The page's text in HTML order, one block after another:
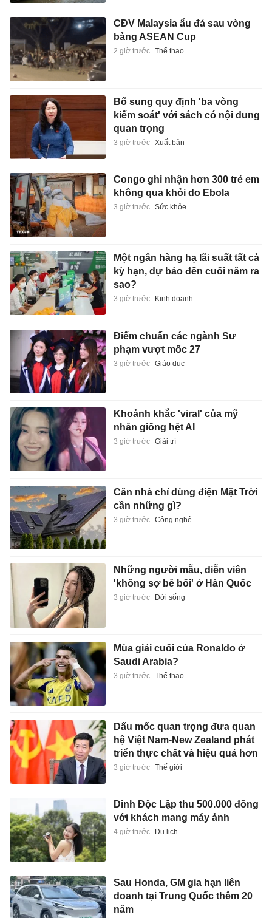
CĐV Malaysia ẩu đả sau vòng
bảng ASEAN Cup
2 giờ trước Thể thao
Bổ sung quy định 'ba vòng
kiểm soát' với sách có nội dung
quan trọng
3 giờ trước Xuất bản
Congo ghi nhận hơn 300 trẻ em
không qua khỏi do Ebola
3 giờ trước Sức khỏe
Một ngân hàng hạ lãi suất tất cả
kỳ hạn, dự báo đến cuối năm ra
sao?
3 giờ trước Kinh doanh
Điểm chuẩn các ngành Sư
phạm vượt mốc 27
3 giờ trước Giáo dục
Khoảnh khắc 'viral' của mỹ
nhân giống hệt AI
3 giờ trước Giải trí
Căn nhà chỉ dùng điện Mặt Trời
cần những gì?
3 giờ trước Công nghệ
Những người mẫu, diễn viên
'không sợ bê bối' ở Hàn Quốc
3 giờ trước Đời sống
Mùa giải cuối của Ronaldo ở
Saudi Arabia?
3 giờ trước Thể thao
Dấu mốc quan trọng đưa quan
hệ Việt Nam-New Zealand phát
triển thực chất và hiệu quả hơn
3 giờ trước Thế giới
Dinh Độc Lập thu 500.000 đồng
với khách mang máy ảnh
4 giờ trước Du lịch
Sau Honda, GM gia hạn liên
doanh tại Trung Quốc thêm 20
năm